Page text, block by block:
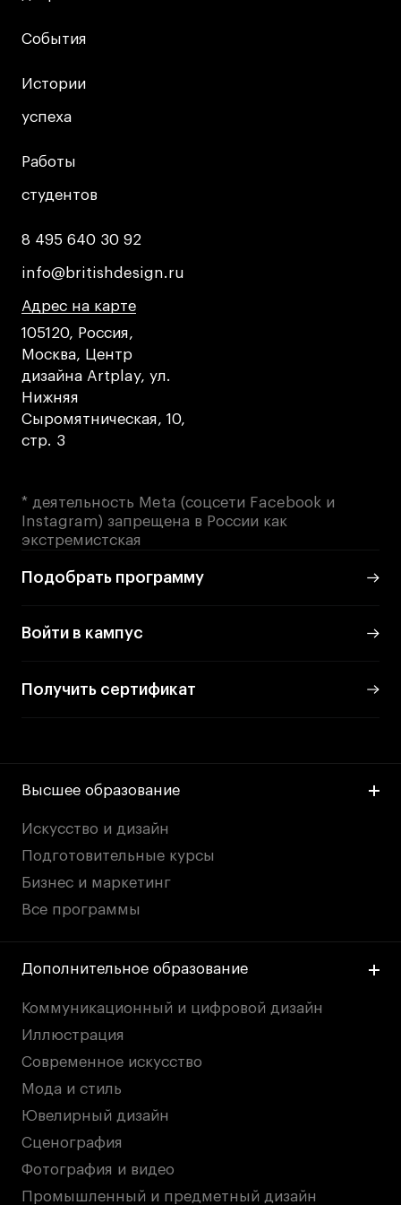
Публичная оферта
Условия возврата
Лицензия на осуществление образовательной
Университет»
События
События
Истории
успеха
Истории
успеха
Работы
студентов
Работы
студентов
8 495 640 30 92
8 495 640 30 92
info@britishdesign.ru
info@britishdesign.ru
Адрес на карте
Адрес на карте
Адрес на карте
105120, Россия,
Москва, Центр
дизайна Artplay, ул.
Нижняя
Сыромятническая, 10,
стр. 3
* деятельность Meta (соцсети Facebook и
Instagram) запрещена в России как
экстремистская
Подобрать программу
Войти в кампус
Получить сертификат
Высшее образование
Искусство и дизайн
Подготовительные курсы
Бизнес и маркетинг
Все программы
Дополнительное образование
Коммуникационный и цифровой дизайн
Иллюстрация
Современное искусство
Мода и стиль
Ювелирный дизайн
Сценография
Фотография и видео
Промышленный и предметный дизайн